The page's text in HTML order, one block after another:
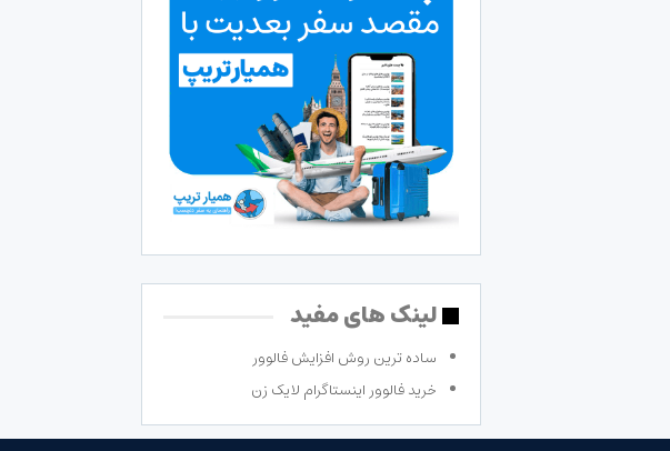
لینک های مفید
ساده ترین روش افزایش فالوور
خرید فالوور اینستاگرام لایک زن